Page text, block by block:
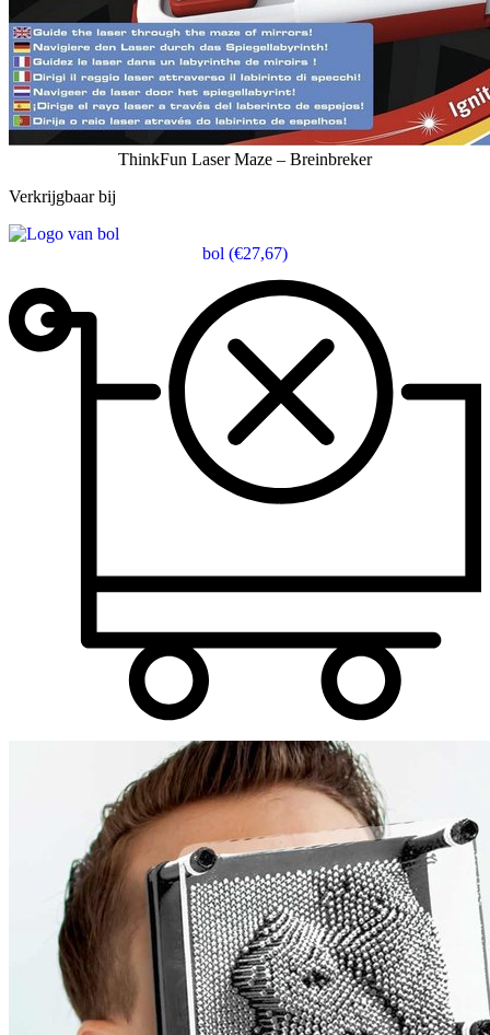
ThinkFun Laser Maze – Breinbreker
Verkrijgbaar bij
bol (€27,67)